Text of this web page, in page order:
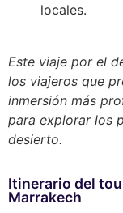
locales.
Este viaje por el
los viajeros que
inmersión más
para explorar los
desierto.
Itinerario del
Marrakech